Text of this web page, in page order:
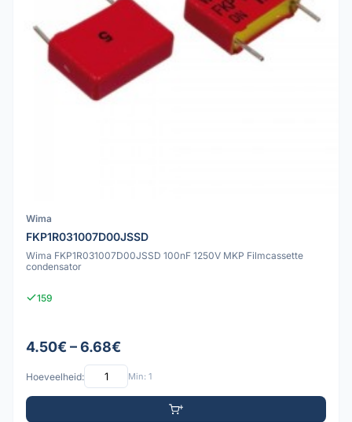
Wima
FKP1R031007D00JSSD
Wima FKP1R031007D00JSSD 100nF 1250V MKP Filmcassette
condensator
159
4.50€ – 6.68€
Hoeveelheid: Min: 1